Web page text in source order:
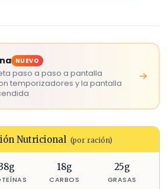
NUEVO
paso a paso a pantalla
temporizadores y la pantalla
Nutricional (por ración)
g 18g
CARBOS
25g
GRASAS